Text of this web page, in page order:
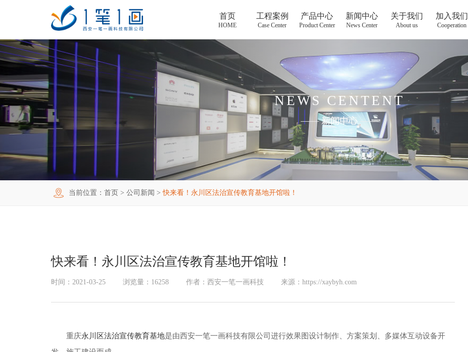
首页
HOME
工程案例
Case Center
产品中心
Product Center
新闻中心
News Center
关于我们
About us
加入我们
Cooperation
首页
主题多媒体展厅
廉政警示展厅
禁毒教育基地
红色党建教育基地
产品中心
VR虚拟现实
触控一体机
创新展项
数字沙盘
特效屏幕
新闻中心
展厅资讯
常见问题
企业简介
企业文化
加入我们
合作代理
联系我们
NEWS CENTENT
—— 新闻中心 ——
当前位置： 首页 > 公司新闻 >快来看！永川区法治宣传教育基地开馆啦！
快来看！永川区法治宣传教育基地开馆啦！
时间：2021-03-25 浏览量：16258 作者：西安一笔一画科技 来源：https://xaybyh.com
重庆永川区法治宣传教育基地是由西安一笔一画科技有限公司进行效果图设计制作、方案策划、多媒体互动设备开